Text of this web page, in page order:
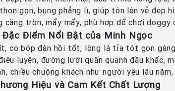
gọn, bụng phẳng lì, giúp tôn lên vẻ đẹp
căng tròn, mẩy mẩy, phù hợp để chơi doggy
Đặc Điểm Nổi Bật của Minh Ngọc
co bóp đàn hồi tốt, lông lá tỉa tót gọn
luyện, đường lưỡi quấn quanh đầu khấc,
chiều chuộng khách như người yêu lâu
Hiệu và Cam Kết Chất Lượng